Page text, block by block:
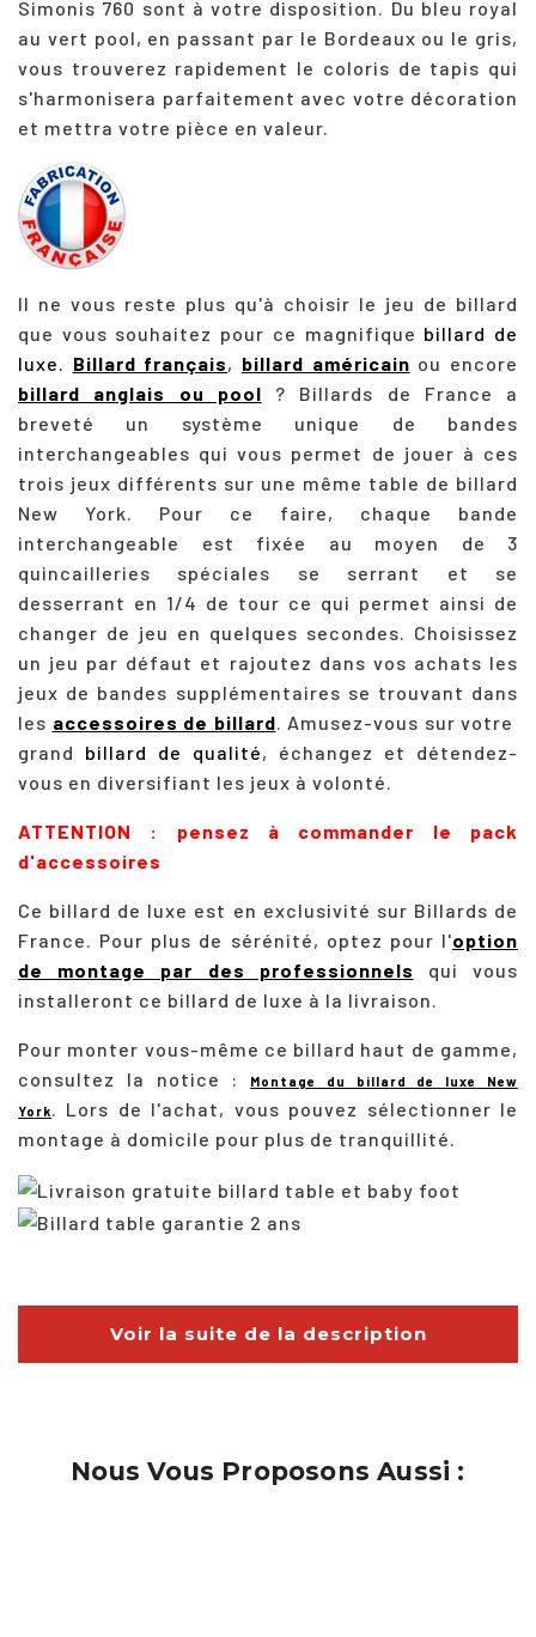
Simonis 760 sont à votre disposition. Du bleu royal
au vert pool, en passant par le Bordeaux ou le gris,
vous trouverez rapidement le coloris de tapis qui
s'harmonisera parfaitement avec votre décoration
et mettra votre pièce en valeur.
Il ne vous reste plus qu'à choisir le jeu de billard
que vous souhaitez pour ce magnifique billard de
luxe. Billard français, billard américain ou encore
billard anglais ou pool ? Billards de France a
breveté un système unique de bandes
interchangeables qui vous permet de jouer à ces
trois jeux différents sur une même table de billard
New York. Pour ce faire, chaque bande
interchangeable est fixée au moyen de 3
quincailleries spéciales se serrant et se
desserrant en 1/4 de tour ce qui permet ainsi de
changer de jeu en quelques secondes. Choisissez
un jeu par défaut et rajoutez dans vos achats les
jeux de bandes supplémentaires se trouvant dans
les accessoires de billard . Amusez-vous sur votre
grand billard de qualité, échangez et détendez-
vous en diversifiant les jeux à volonté.
ATTENTION : pensez à commander le pack
d'accessoires
Ce billard de luxe est en exclusivité sur Billards de
France. Pour plus de sérénité, optez pour l'option
de montage par des professionnels qui vous
installeront ce billard de luxe à la livraison.
Pour monter vous-même ce billard haut de gamme,
consultez la notice :
Montage du billard de luxe New
York
Lors de l'achat, vous pouvez sélectionner le
montage à domicile pour plus de tranquillité.
Voir la suite de la description
Nous Vous Proposons Aussi :